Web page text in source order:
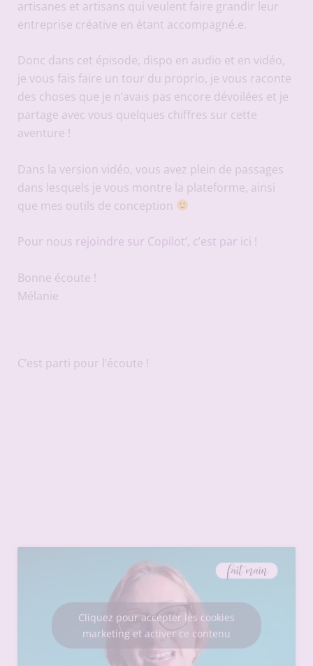
artisanes et artisans qui veulent faire grandir leur
entreprise créative en étant accompagné.e.
Donc dans cet épisode, dispo en audio et en vidéo,
je vous fais faire un tour du proprio, je vous raconte
des choses que je n’avais pas encore dévoilées et je
partage avec vous quelques chiffres sur cette
aventure !
Dans la version vidéo, vous avez plein de passages
dans lesquels je vous montre la plateforme, ainsi
que mes outils de conception
Pour nous rejoindre sur Copilot’, c’est par ici !
Bonne écoute !
Mélanie
C’est parti pour l’écoute !
Cliquez pour accepter les cookies
marketing et activer ce contenu